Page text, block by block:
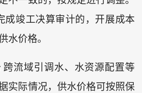
成竣工决算审计的，开展成本
水价格。
跨流域引调水、水资源配置等
实际情况，供水价格可按照保